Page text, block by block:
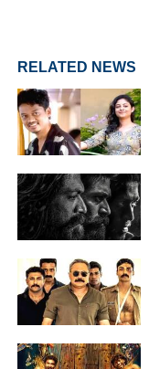
RELATED NEWS